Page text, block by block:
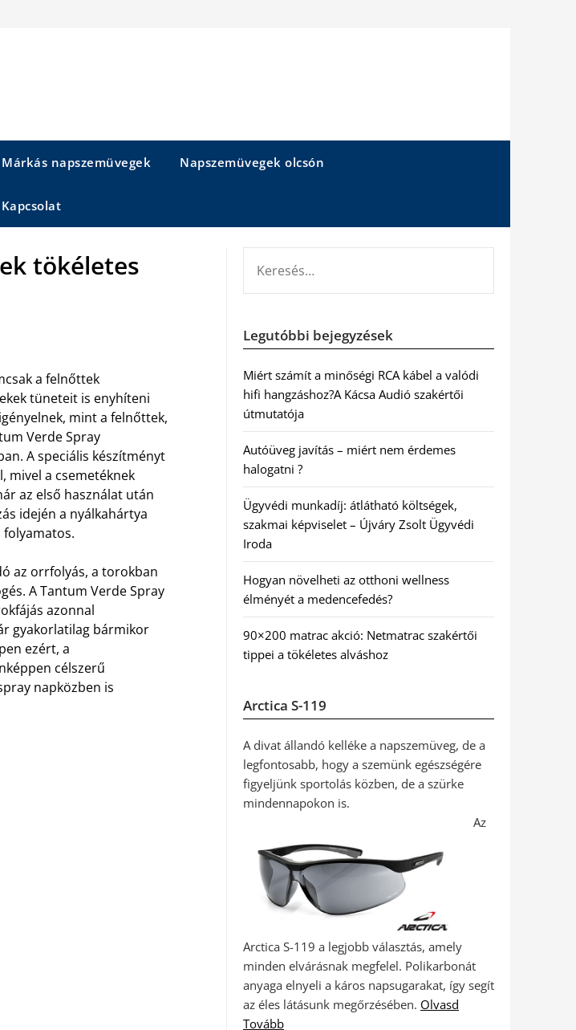
Márkás napszemüvegek Napszemüvegek olcsón
Kapcsolat
tökéletes
a felnőttek
tüneteit is enyhíteni
mint a felnőttek,
Verde Spray
A speciális készítményt
mivel a csemetéknek
az első használat után
idején a nyálkahártya
folyamatos.
az orrfolyás, a torokban
A Tantum Verde Spray
azonnal
gyakorlatilag bármikor
ezért, a
célszerű
napközben is
Legutóbbi bejegyzések
Miért számít a minőségi RCA kábel a valódi
hifi hangzáshoz?A Kácsa Audió szakértői
útmutatója
Autóüveg javítás – miért nem érdemes
halogatni ?
Ügyvédi munkadíj: átlátható költségek,
szakmai képviselet – Újváry Zsolt Ügyvédi
Iroda
Hogyan növelheti az otthoni wellness
élményét a medencefedés?
90×200 matrac akció: Netmatrac szakértői
tippei a tökéletes alváshoz
Arctica S-119
A divat állandó kelléke a napszemüveg, de a
legfontosabb, hogy a szemünk egészségére
figyeljünk sportolás közben, de a szürke
mindennapokon is.
Az
Arctica S-119 a legjobb választás, amely
minden elvárásnak megfelel. Polikarbonát
anyaga elnyeli a káros napsugarakat, így segít
az éles látásunk megőrzésében. Olvasd
Tovább